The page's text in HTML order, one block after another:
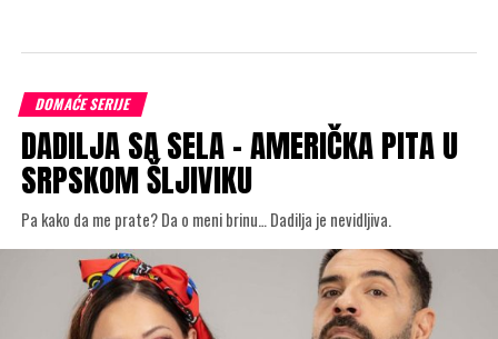
DOMAĆE SERIJE
DADILJA SA SELA – AMERIČKA PITA U
SRPSKOM ŠLJIVIKU
Pa kako da me prate? Da o meni brinu… Dadilja je nevidljiva.